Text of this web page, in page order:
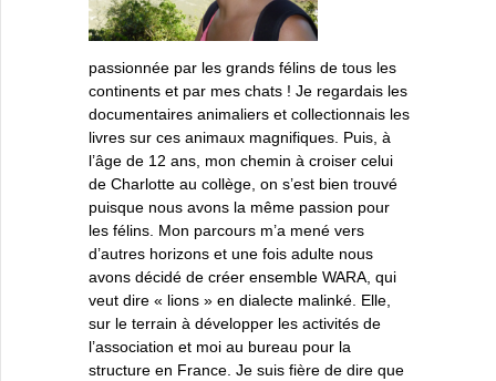
passionnée par les grands félins de tous les
continents et par mes chats ! Je regardais les
documentaires animaliers et collectionnais les
livres sur ces animaux magnifiques. Puis, à
l’âge de 12 ans, mon chemin à croiser celui
de Charlotte au collège, on s’est bien trouvé
puisque nous avons la même passion pour
les félins. Mon parcours m’a mené vers
d’autres horizons et une fois adulte nous
avons décidé de créer ensemble WARA, qui
veut dire « lions » en dialecte malinké. Elle,
sur le terrain à développer les activités de
l’association et moi au bureau pour la
structure en France. Je suis fière de dire que